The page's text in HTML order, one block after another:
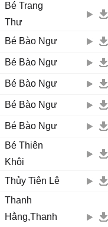
Bé Trang
Thư
Bé Bào Ngư
Bé Bào Ngư
Bé Bào Ngư
Bé Bào Ngư
Bé Bào Ngư
Bé Thiên
Khôi
Thủy Tiên Lê
Thanh
Hằng,Thanh